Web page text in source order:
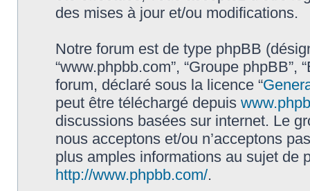
des mises à jour et/ou modifications.
Notre forum est de type phpBB
“www.phpbb.com”, “Groupe
forum, déclaré sous la licence “
peut être téléchargé depuis
discussions basées sur internet. Le
nous acceptons et/ou n’acceptons
plus amples informations au sujet de
http://www.phpbb.com/.